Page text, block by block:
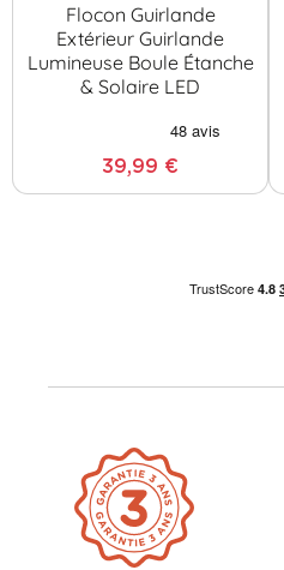
Flocon Guirlande
Extérieur Guirlande
Lumineuse Boule Étanche
& Solaire LED
39,99 €